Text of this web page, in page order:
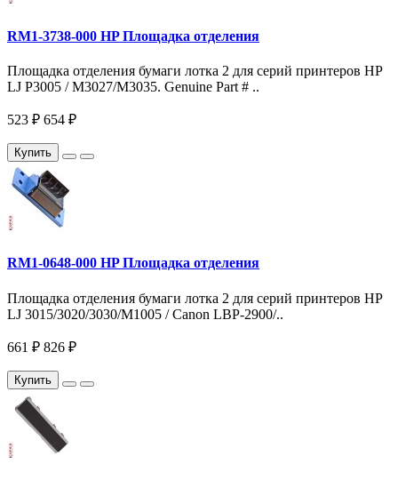
RM1-3738-000 HP Площадка отделения
Площадка отделения бумаги лотка 2 для серий принтеров HP
LJ P3005 / M3027/M3035. Genuine Part # ..
523 ₽ 654 ₽
Купить
RM1-0648-000 HP Площадка отделения
Площадка отделения бумаги лотка 2 для серий принтеров HP
LJ 3015/3020/3030/M1005 / Canon LBP-2900/..
661 ₽ 826 ₽
Купить